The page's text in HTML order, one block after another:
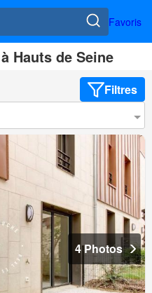
Favoris
Hauts de Seine
Filtres
4 Photos